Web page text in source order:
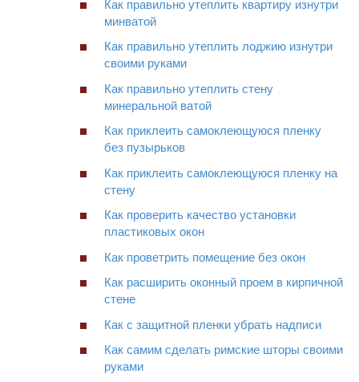
Как правильно утеплить квартиру изнутри
минватой
Как правильно утеплить лоджию изнутри
своими руками
Как правильно утеплить стену
минеральной ватой
Как приклеить самоклеющуюся пленку
без пузырьков
Как приклеить самоклеющуюся пленку на
стену
Как проверить качество установки
пластиковых окон
Как проветрить помещение без окон
Как расширить оконный проем в кирпичной
стене
Как с защитной пленки убрать надписи
Как самим сделать римские шторы своими
руками